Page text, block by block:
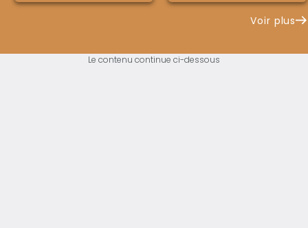
Voir plus
Le contenu continue ci-dessous